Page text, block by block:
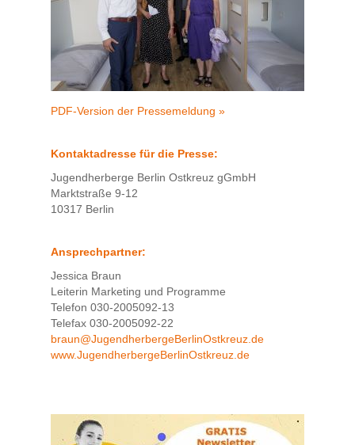
PDF-Version der Pressemeldung »
Kontaktadresse für die Presse:
Jugendherberge Berlin Ostkreuz gGmbH
Marktstraße 9-12
10317 Berlin
Ansprechpartner:
Jessica Braun
Leiterin Marketing und Programme
Telefon 030-2005092-13
Telefax 030-2005092-22
braun@JugendherbergeBerlinOstkreuz.de
www.JugendherbergeBerlinOstkreuz.de